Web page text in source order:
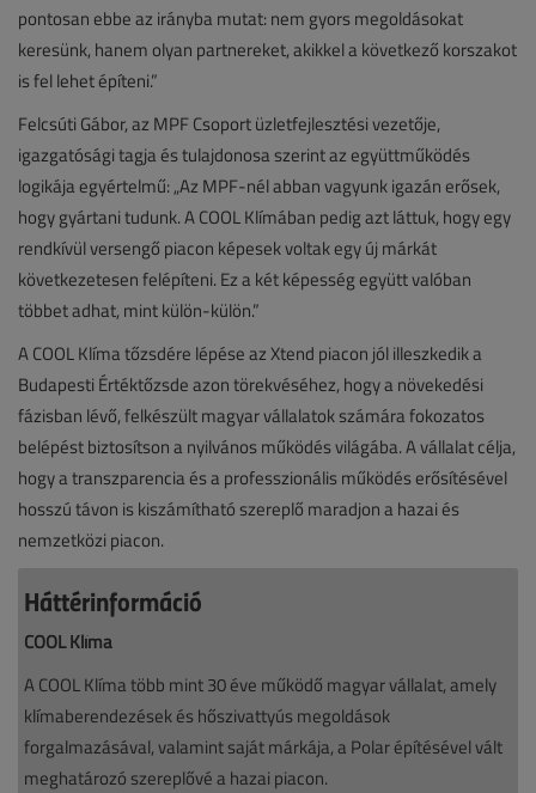
pontosan ebbe az irányba mutat: nem gyors megoldásokat
keresünk, hanem olyan partnereket, akikkel a következő korszakot
is fel lehet építeni.”
Felcsúti Gábor, az MPF Csoport üzletfejlesztési vezetője,
igazgatósági tagja és tulajdonosa szerint az együttműködés
logikája egyértelmű: „Az MPF-nél abban vagyunk igazán erősek,
hogy gyártani tudunk. A COOL Klímában pedig azt láttuk, hogy egy
rendkívül versengő piacon képesek voltak egy új márkát
következetesen felépíteni. Ez a két képesség együtt valóban
többet adhat, mint külön-külön.”
A COOL Klíma tőzsdére lépése az Xtend piacon jól illeszkedik a
Budapesti Értéktőzsde azon törekvéséhez, hogy a növekedési
fázisban lévő, felkészült magyar vállalatok számára fokozatos
belépést biztosítson a nyilvános működés világába. A vállalat célja,
hogy a transzparencia és a professzionális működés erősítésével
hosszú távon is kiszámítható szereplő maradjon a hazai és
nemzetközi piacon.
Háttérinformáció
COOL Klíma
A COOL Klíma több mint 30 éve működő magyar vállalat, amely
klímaberendezések és hőszivattyús megoldások
forgalmazásával, valamint saját márkája, a Polar építésével vált
meghatározó szereplővé a hazai piacon.